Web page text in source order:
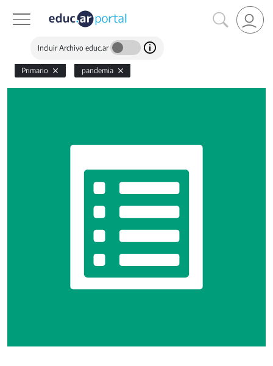
Incluir Archivo educ.ar
Primario pandemia